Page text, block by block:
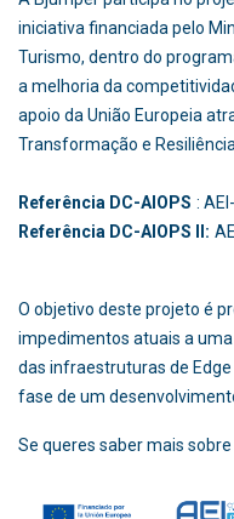
iniciativa financiada pelo
Turismo, dentro do
a melhoria da
apoio da União Europeia
Transformação e Resiliência..
Referência DC-AIOPS :
Referência DC-AIOPS II:
O objetivo deste projeto é
impedimentos atuais a
das infraestruturas de
fase de um
Se queres saber mais